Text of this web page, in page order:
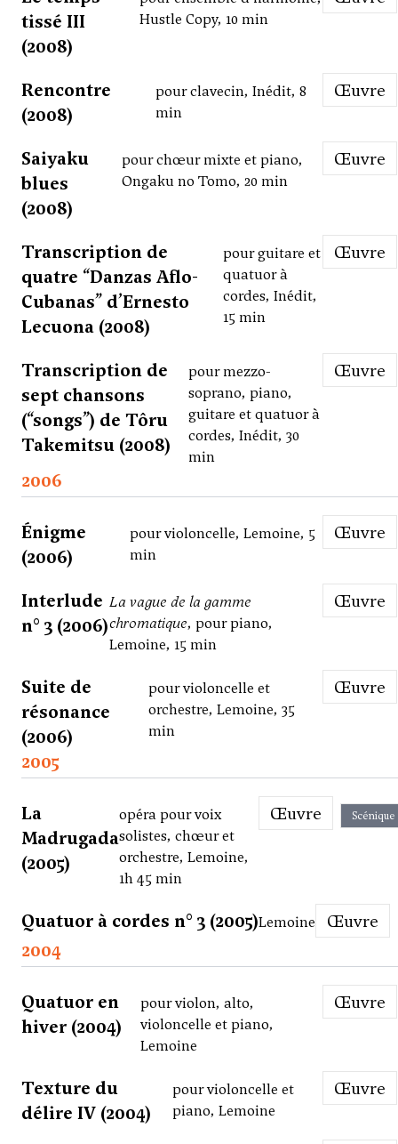
tissé III
(2008)
Hustle Copy, 10 min
Rencontre
(2008)
pour clavecin, Inédit, 8
min
Œuvre
Saiyaku
blues
(2008)
pour chœur mixte et piano,
Ongaku no Tomo, 20 min
Œuvre
Transcription de
quatre “Danzas Aflo-
Cubanas” d’Ernesto
Lecuona (2008)
pour guitare et
quatuor à
cordes, Inédit,
15 min
Œuvre
Transcription de
sept chansons
(“songs”) de Tôru
Takemitsu (2008)
pour mezzo-
soprano, piano,
guitare et quatuor à
cordes, Inédit, 30
min
Œuvre
2006
Énigme
(2006)
pour violoncelle, Lemoine, 5
min
Œuvre
Interlude
n° 3 (2006)
La vague de la gamme
chromatique, pour piano,
Lemoine, 15 min
Œuvre
Suite de
résonance
(2006)
pour violoncelle et
orchestre, Lemoine, 35
min
Œuvre
2005
La
Madrugada
(2005)
opéra pour voix
solistes, chœur et
orchestre, Lemoine,
1h 45 min
Œuvre Scénique
Quatuor à cordes n° 3 (2005)Lemoine
Œuvre
2004
Quatuor en
hiver (2004)
pour violon, alto,
violoncelle et piano,
Lemoine
Œuvre
Texture du
délire IV (2004)
pour violoncelle et
piano, Lemoine
Œuvre